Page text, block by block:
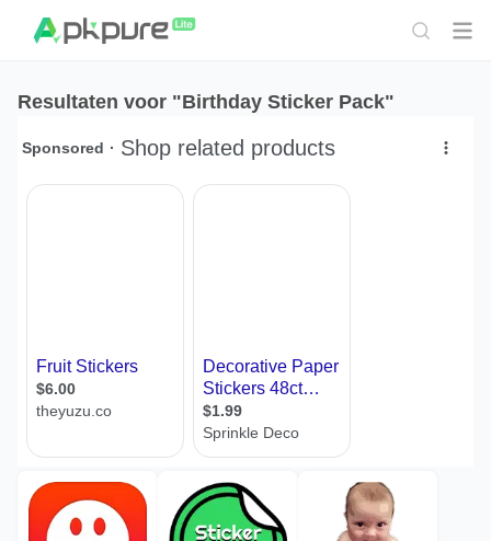
Resultaten voor "Birthday Sticker Pack"